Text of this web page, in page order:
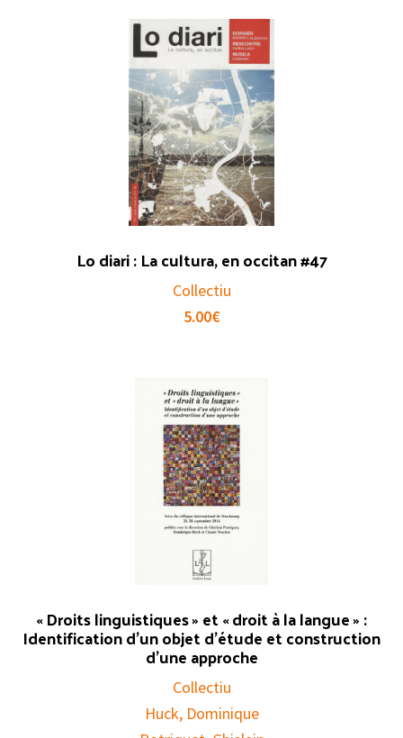
Lo diari : La cultura, en occitan #47
Collectiu
5.00€
« Droits linguistiques » et « droit à la langue » :
Identification d’un objet d’étude et construction
d’une approche
Collectiu
Huck, Dominique